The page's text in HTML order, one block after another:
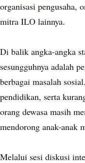
organisasi pengusaha,
mitra ILO lainnya.
Di balik angka-angka
sesungguhnya adalah
berbagai masalah
pendidikan, serta
orang dewasa masih
mendorong anak-anak
Melalui sesi diskusi